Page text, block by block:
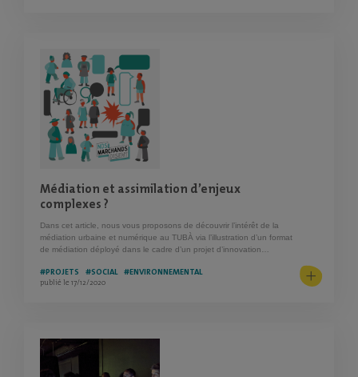
CHARGEMENT
Médiation et assimilation d’enjeux
complexes ?
Dans cet article, nous vous proposons de découvrir l’intérêt de la
médiation urbaine et numérique au TUBÀ via l’illustration d’un format
de médiation déployé dans le cadre d’un projet d’innovation…
#PROJETS #SOCIAL #ENVIRONNEMENTAL
publié le 17/12/2020